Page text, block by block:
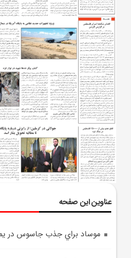
عناوین این صفحه
موساد براي جذب جاسوس در